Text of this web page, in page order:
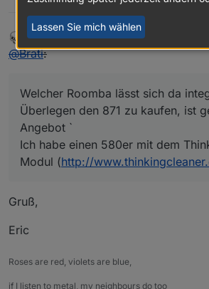
Offline
eric2905schrieb am22. Dez. 2015, 14:09
@Brati:
Welcher Roomba lässt sich da
Überlegen den 871 zu kaufen, ist
Angebot `
Ich habe einen 580er mit dem
Modul (http://
Gruß,
Eric
Roses are red, violets are blue,
if I listen to metal, my neighbours do too
Lassen Sie mich wählen